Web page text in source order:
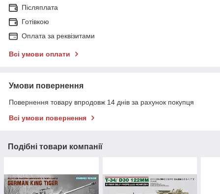
Післяплата
Готівкою
Оплата за реквізитами
Всі умови оплати
Умови повернення
Повернення товару впродовж 14 днів за рахунок покупця
Всі умови повернення
Подібні товари компанії